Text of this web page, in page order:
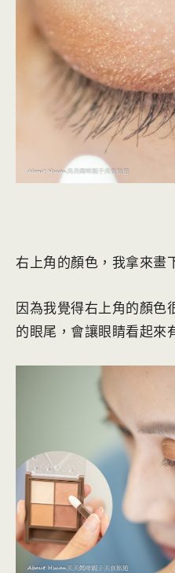
右上角的顏色，我拿來畫
因為我覺得右上角的顏色
的眼尾，會讓眼睛看起來